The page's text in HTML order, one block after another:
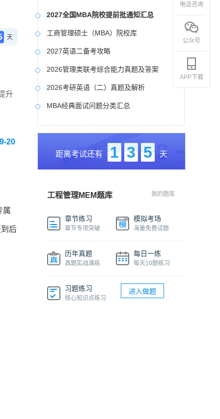
天
升
20
属
后
2027全国MBA院校提前批通知汇总
工商管理硕士（MBA）院校库
2027英语二备考攻略
2026管理类联考综合能力真题及答案
2026考研英语（二）真题及解析
MBA经典面试问题分类汇总
2017-2025近九年各科真题及详细解析
考研英语（二）试题库
2027写作备考攻略
距离考试还有 1 3 5 天
工程管理MEM题库 我的题库
章节练习
章节专项突破
模拟考场
海量免费试题
历年真题
真题实战演练
每日一练
每天10题练习
习题练习
核心知识点练习
进入做题
电话咨询
公众号
APP下载